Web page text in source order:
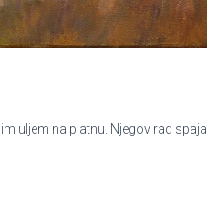
na platnu. Njegov rad